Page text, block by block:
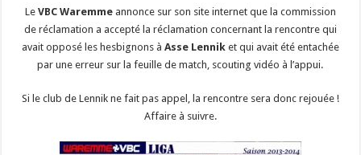
Le VBC Waremmeannonce sur son site internet que la commission
de réclamation a accepté la réclamation concernant la rencontre qui
avait opposé les hesbignons à Asse Lenniket qui avait été entachée
par une erreur sur la feuille de match, scouting vidéo à l’appui.
Si le club de Lennik ne fait pas appel, la rencontre sera donc rejouée !
Affaire à suivre.